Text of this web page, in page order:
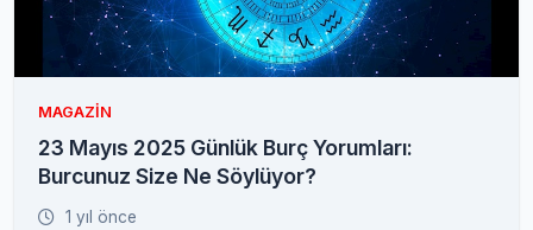
MAGAZIN
23 Mayıs 2025 Günlük Burç Yorumları:
Burcunuz Size Ne Söylüyor?
1 yıl önce